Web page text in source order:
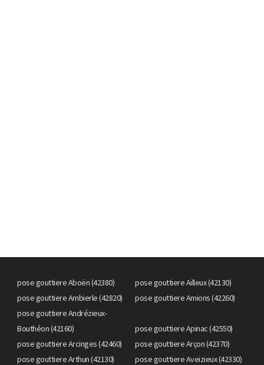
pose gouttiere Aboën (42380)
pose gouttiere Ailleux (42130)
pose gouttiere Ambierle (42820)
pose gouttiere Amions (42260)
pose gouttiere Andrézieux-
Bouthéon (42160)
pose gouttiere Apinac (42550)
pose gouttiere Arcinges (42460)
pose gouttiere Arçon (42370)
pose gouttiere Arthun (42130)
pose gouttiere Aveizieux (42330)